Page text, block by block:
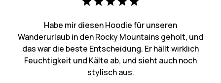
Habe mir diesen Hoodie für unseren
Wanderurlaub in den Rocky Mountains geholt, und
das war die beste Entscheidung. Er hällt wirklich
Feuchtigkeit und Kälte ab, und sieht auch noch
stylisch aus.